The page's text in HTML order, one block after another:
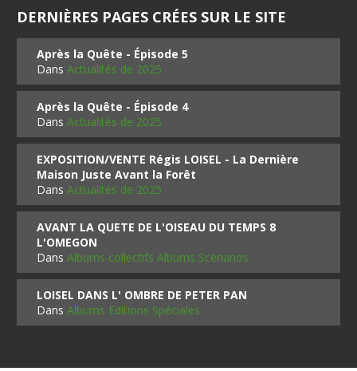
DERNIÈRES PAGES CRÉES SUR LE SITE
Après la Quête - Épisode 5
DansActualités de 2025
Après la Quête - Épisode 4
DansActualités de 2025
EXPOSITION/VENTE Régis LOISEL - La Dernière
Maison Juste Avant la Forêt
DansActualités de 2025
AVANT LA QUETE DE L'OISEAU DU TEMPS 8
L'OMEGON
DansAlbums collectifs Albums Scénarios
LOISEL DANS L' OMBRE DE PETER PAN
DansAlbums Editions Spéciales